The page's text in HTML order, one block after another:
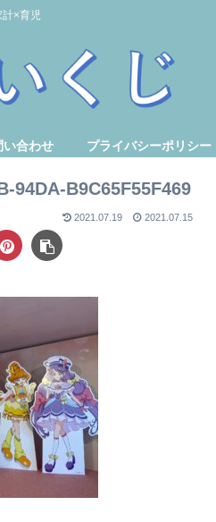
計×育児
い合わせ プライバシーポリシー
94DA-B9C65F55F469
2021.07.19 2021.07.15